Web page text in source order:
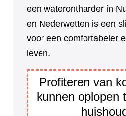
een waterontharder in
en Nederwetten is een
voor een comfortabeler
leven.
Profiteren van
kunnen oplopen